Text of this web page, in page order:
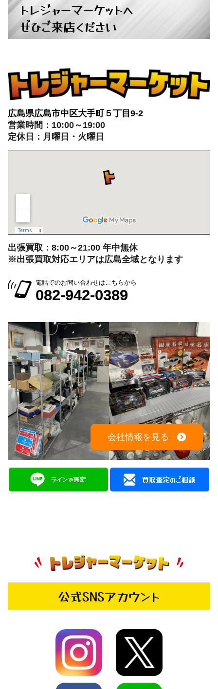
トレジャーマーケットへ
ぜひご来店ください
広島県広島市中区大手町５丁目9-2
営業時間：10:00～19:00
定休日：月曜日・火曜日
出張買取：8:00～21:00 年中無休
※出張買取対応エリアは広島全域となります
電話でのお問い合わせはこちらから
082-942-0389
会社情報を見る
公式SNSアカウント